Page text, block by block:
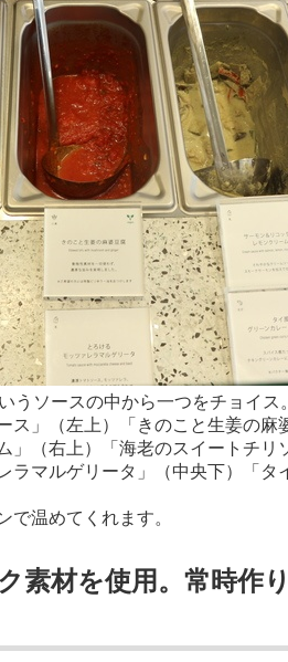
うソースの中から一つをチョイス。
」（左上）「きのこと生姜の麻
」（右上）「海老のスイートチリ
ラマルゲリータ」（中央下）「タ
で温めてくれます。
素材を使用。常時作